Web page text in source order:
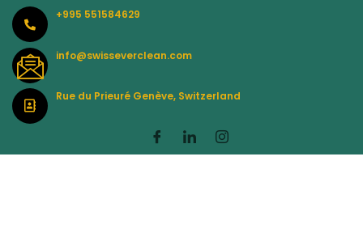
Skip
content
+995 551584629
info@swisseverclean.com
Rue du Prieuré Genève, Switzerland